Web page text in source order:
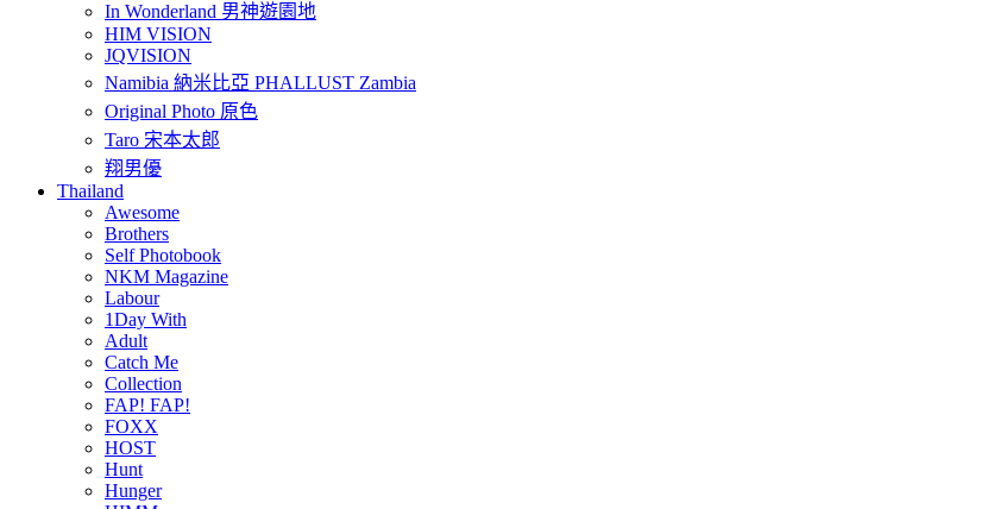
In Wonderland 男神遊園地
HIM VISION
JQVISION
Namibia 納米比亞 PHALLUST Zambia
Original Photo 原色
Taro 宋本太郎
翔男優
Thailand
Awesome
Brothers
Self Photobook
NKM Magazine
Labour
1Day With
Adult
Catch Me
Collection
FAP! FAP!
FOXX
HOST
Hunt
Hunger